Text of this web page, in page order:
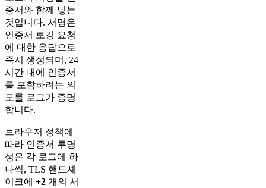
증서와 함께 넣는
것입니다. 서명은
인증서 로깅 요청
에 대한 응답으로
즉시 생성되며, 24
시간 내에 인증서
를 포함하려는 의
도를 로그가 증명
합니다.
브라우저 정책에
따라 인증서 투명
성은 각 로그에 하
나씩, TLS 핸드셰
이크에 +2 개의 서